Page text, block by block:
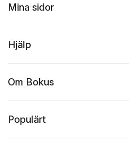
Mina sidor
Hjälp
Om Bokus
Populärt